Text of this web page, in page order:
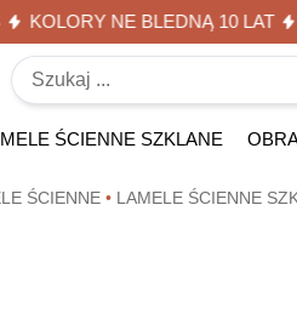
NE BLEDNĄ 10 LAT
ŚCIENNE SZKLANE
ŚCIENNE • LAMELE ŚCIENNE